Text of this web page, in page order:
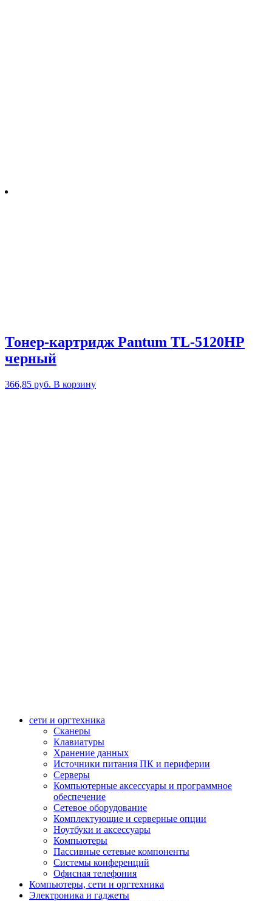
Тонер-картридж Pantum TL-5120HP
черный
366,85 руб. В корзину
сети и оргтехника
Сканеры
Клавиатуры
Хранение данных
Источники питания ПК и периферии
Серверы
Компьютерные аксессуары и программное
обеспечение
Сетевое оборудование
Комплектующие и серверные опции
Ноутбуки и аксессуары
Компьютеры
Пассивные сетевые компоненты
Системы конференций
Офисная телефония
Компьютеры, сети и оргтехника
Электроника и гаджеты